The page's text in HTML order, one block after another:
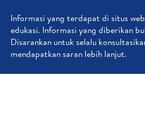
Informasi yang terdapat di situs
edukasi. Informasi yang diberikan
Disarankan untuk selalu
mendapatkan saran lebih lanjut.